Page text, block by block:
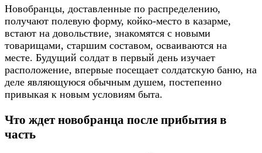
Новобранцы, доставленные по распределению,
получают полевую форму, койко-место в казарме,
встают на довольствие, знакомятся с новыми
товарищами, старшим составом, осваиваются на
месте. Будущий солдат в первый день изучает
расположение, впервые посещает солдатскую баню, на
деле являющуюся обычным душем, постепенно
привыкая к новым условиям быта.
Что ждет новобранца после прибытия в
часть